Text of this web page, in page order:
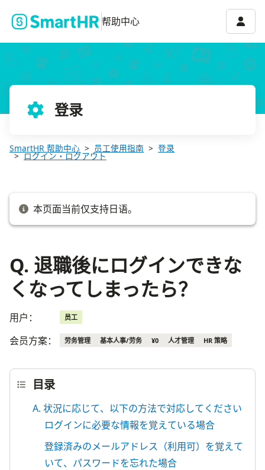
帮助中心 账号
登录
SmartHR 帮助中心 员工使用指南 登录
ログイン・ログアウト
本页面当前仅支持日语。
Q. 退職後にログインできな
くなってしまったら？
用户： 员工
会员方案： 劳务管理 基本人事/劳务 ¥0 人才管理 HR 策略
目录
A. 状況に応じて、以下の方法で対応してください
ログインに必要な情報を覚えている場合
登録済みのメールアドレス（利用可）を覚えて
いて、パスワードを忘れた場合